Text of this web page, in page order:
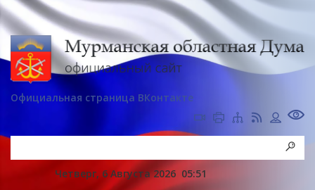
Официальная страница ВКонтакте
Четверг, 6 Августа 2026 05:51